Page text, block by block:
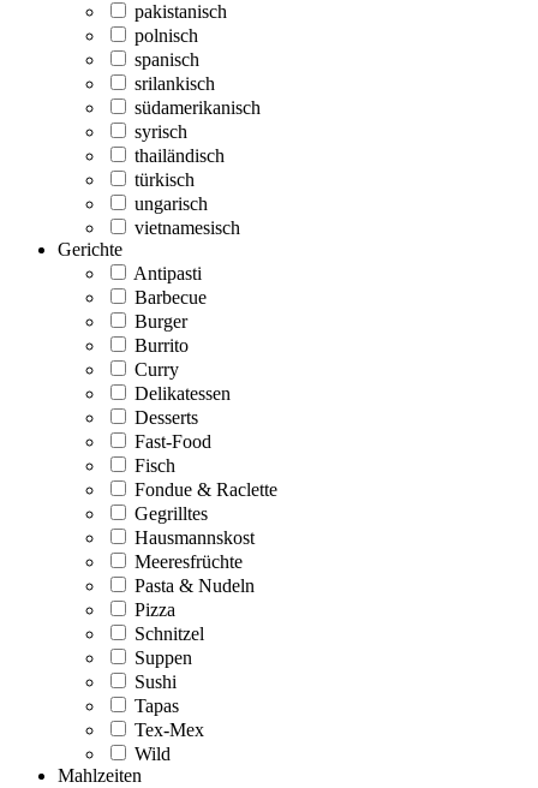
pakistanisch
polnisch
spanisch
srilankisch
südamerikanisch
syrisch
thailändisch
türkisch
ungarisch
vietnamesisch
Gerichte
Antipasti
Barbecue
Burger
Burrito
Curry
Delikatessen
Desserts
Fast-Food
Fisch
Fondue & Raclette
Gegrilltes
Hausmannskost
Meeresfrüchte
Pasta & Nudeln
Pizza
Schnitzel
Suppen
Sushi
Tapas
Tex-Mex
Wild
Mahlzeiten